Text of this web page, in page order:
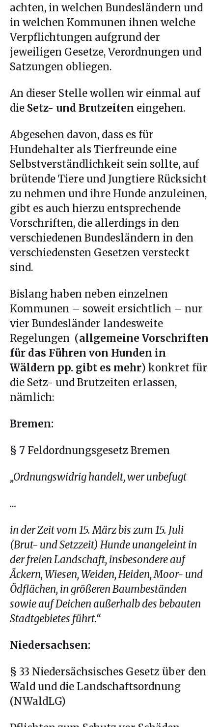
achten, in welchen Bundesländern und
in welchen Kommunen ihnen welche
Verpflichtungen aufgrund der
jeweiligen Gesetze, Verordnungen und
Satzungen obliegen.
An dieser Stelle wollen wir einmal auf
die Setz- und Brutzeiten eingehen.
Abgesehen davon, dass es für
Hundehalter als Tierfreunde eine
Selbstverständlichkeit sein sollte, auf
brütende Tiere und Jungtiere Rücksicht
zu nehmen und ihre Hunde anzuleinen,
gibt es auch hierzu entsprechende
Vorschriften, die allerdings in den
verschiedenen Bundesländern in den
verschiedensten Gesetzen versteckt
sind.
Bislang haben neben einzelnen
Kommunen – soweit ersichtlich – nur
vier Bundesländer landesweite
Regelungen (allgemeine Vorschriften
für das Führen von Hunden in
Wäldern pp. gibt es mehr) konkret für
die Setz- und Brutzeiten erlassen,
nämlich:
Bremen:
§ 7 Feldordnungsgesetz Bremen
„Ordnungswidrig handelt, wer unbefugt
…
in der Zeit vom 15. März bis zum 15. Juli
(Brut- und Setzzeit) Hunde unangeleint in
der freien Landschaft, insbesondere auf
Äckern, Wiesen, Weiden, Heiden, Moor- und
Ödflächen, in größeren Baumbeständen
sowie auf Deichen außerhalb des bebauten
Stadtgebietes führt.“
Niedersachsen:
§ 33 Niedersächsisches Gesetz über den
Wald und die Landschaftsordnung
(NWaldLG)